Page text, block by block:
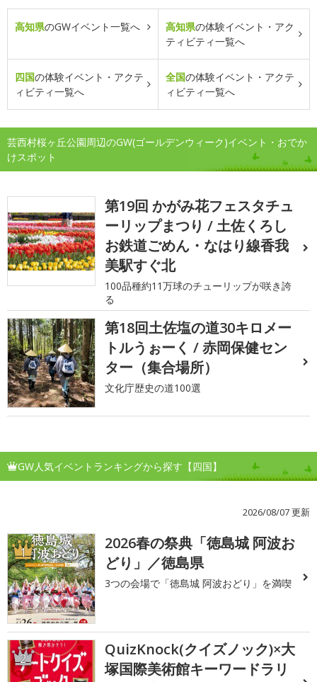
高知県のGWイベント一覧へ 高知県の体験イベント・アク
ティビティ一覧へ
四国の体験イベント・アクテ
ィビティ一覧へ
全国の体験イベント・アクテ
ィビティ一覧へ
芸西村桜ヶ丘公園周辺のGW(ゴールデンウィーク)イベント・おでか
けスポット
第19回 かがみ花フェスタチュ
ーリップまつり / 土佐くろし
お鉄道ごめん・なはり線香我
美駅すぐ北
100品種約11万球のチューリップが咲き誇
る
第18回土佐塩の道30キロメー
トルうぉーく / 赤岡保健セン
ター（集合場所）
文化庁歴史の道100選
GW人気イベントランキングから探す【四国】
2026/08/07 更新
1
2026春の祭典「徳島城 阿波お
どり」／徳島県
3つの会場で「徳島城 阿波おどり」を満喫
2
QuizKnock(クイズノック)×大
塚国際美術館キーワードラリ